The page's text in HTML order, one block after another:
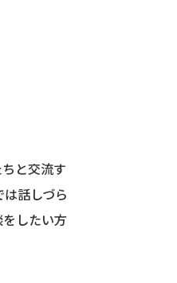
と交流す
話しづら
したい方